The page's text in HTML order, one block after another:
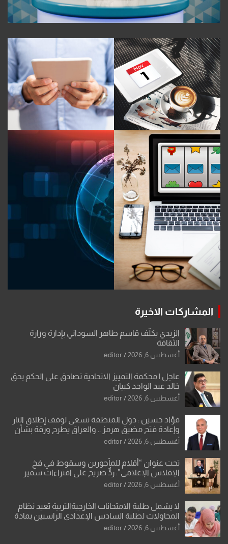
المشاركات الاخيرة
الزيدي يكلّف قاسم طاهر السوداني بإدارة وزارة
الثقافة
أغسطس 6, 2026 editor
عاجل | محكمة التمييز الاتحادية تصادق على الحكم بحق
خالد عبد الواحد كبيان
أغسطس 6, 2026 editor
فؤاد حسين : دول المنطقة تسعى لوقف إطلاق النار
وإعادة فتح مضيق هرمز .. والعراق يطرح ورقة بشأن
تحولات القدس
أغسطس 6, 2026 editor
تحت عنوان “أقلام للمأجورين وسقوط في فخ
الإفلاس الإعلامي”: ردٌّ صريح على افتراءات سمير
الشكرجي
أغسطس 6, 2026 editor
لا يشمل طلبة الامتحانات الخارجيةالتربية تعيد نظام
المحاولات لطلبة السادس الإعدادي الراسبين بمادة
أو مادتين
أغسطس 6, 2026 editor